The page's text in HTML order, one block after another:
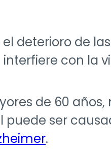
deterioro de
con la
de 60 años,
ser
.